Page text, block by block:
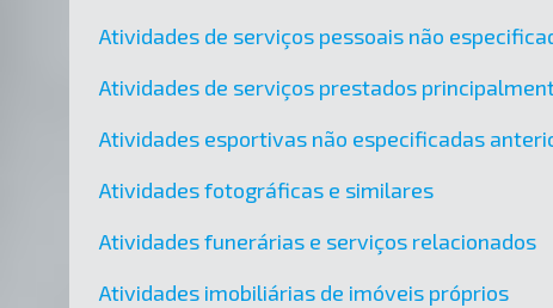
Atividades de serviços pessoais não
Atividades de serviços prestados
Atividades esportivas não especificadas
Atividades fotográficas e similares
Atividades funerárias e serviços relacionados
Atividades imobiliárias de imóveis próprios